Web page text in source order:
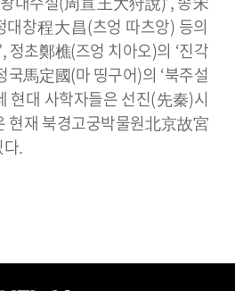
창程大昌(츠엉 따츠앙) 등의
정초鄭樵(즈엉 치아오)의 ‘진각
국馬定國(마 띵구어)의 ‘북주설
현대 사학자들은 선진(先秦)시
현재 북경고궁박물원北京故宮
.